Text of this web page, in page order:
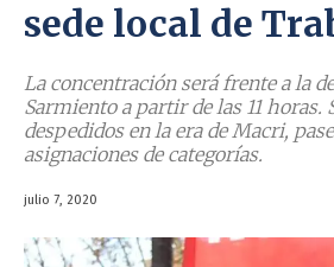
sede local de
La concentración será frente a la
Sarmiento a partir de las 11 horas.
despedidos en la era de Macri,
asignaciones de categorías.
julio 7, 2020